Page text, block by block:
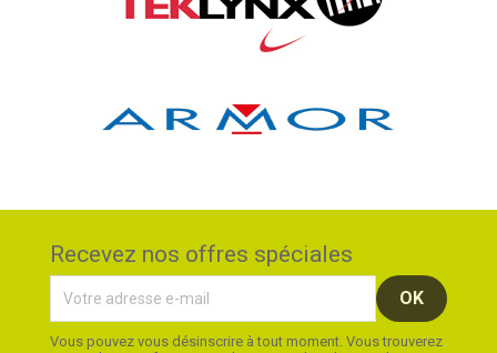
Recevez nos offres spéciales
Vous pouvez vous désinscrire à tout moment. Vous trouverez